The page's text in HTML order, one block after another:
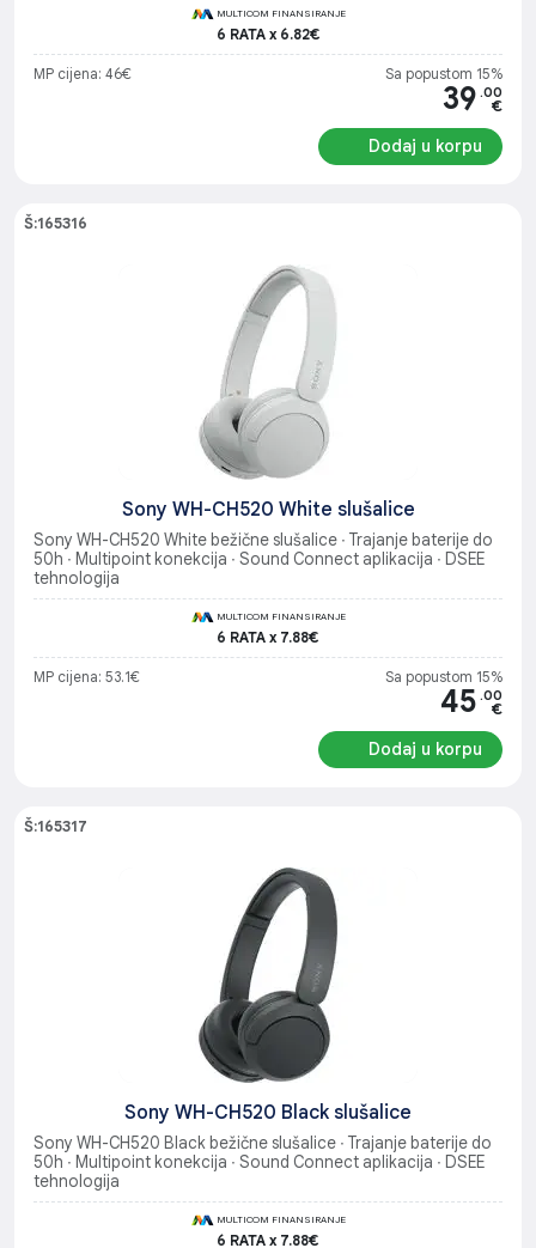
MULTICOM FINANSIRANJE
6 RATA x 6.82€
MP cijena: 46€ Sa popustom 15%
39 .00
€
Dodaj u korpu
Š:165316
Sony WH-CH520 White slušalice
Sony WH-CH520 White bežične slušalice ∙ Trajanje baterije do
50h ∙ Multipoint konekcija ∙ Sound Connect aplikacija ∙ DSEE
tehnologija
MULTICOM FINANSIRANJE
6 RATA x 7.88€
MP cijena: 53.1€ Sa popustom 15%
45 .00
€
Dodaj u korpu
Š:165317
Sony WH-CH520 Black slušalice
Sony WH-CH520 Black bežične slušalice ∙ Trajanje baterije do
50h ∙ Multipoint konekcija ∙ Sound Connect aplikacija ∙ DSEE
tehnologija
MULTICOM FINANSIRANJE
6 RATA x 7.88€